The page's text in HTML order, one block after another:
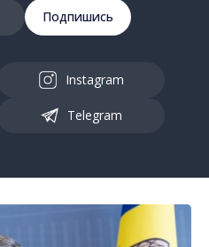
Подпишись
Instagram
Telegram